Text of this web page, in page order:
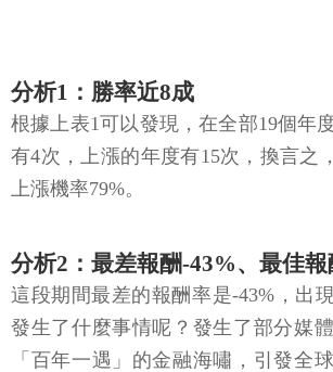
分析1：勝率近8成
根據上表1可以發現，在全部19個年
有4次，上漲的年度有15次，換言之
上漲機率79%。
分析2：最差報酬-43%、最佳
這段期間最差的報酬率是-43%，出
發生了什麼事情呢？發生了部分媒
「百年一遇」的金融海嘯，引發全